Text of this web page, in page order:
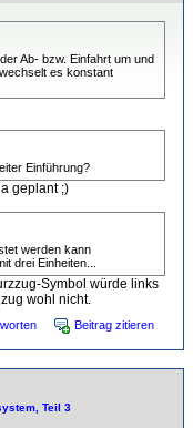
Ab- bzw. Einfahrt um und
es konstant
Einführung?
geplant ;)
werden kann
drei Einheiten...
Symbol würde links
wohl nicht.
Beitrag zitieren
Teil 3